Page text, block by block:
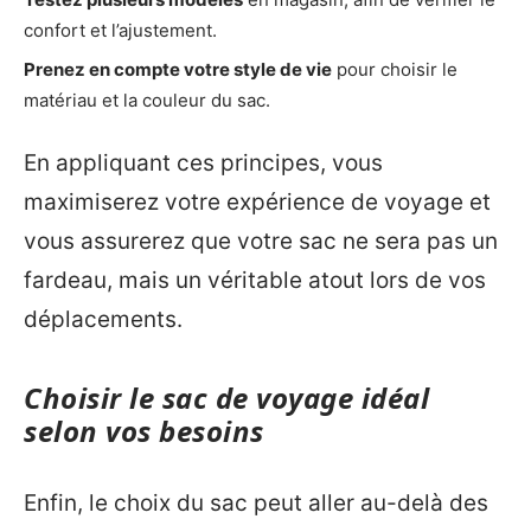
confort et l’ajustement.
Prenez en compte votre style de vie pour choisir le
matériau et la couleur du sac.
En appliquant ces principes, vous
maximiserez votre expérience de voyage et
vous assurerez que votre sac ne sera pas un
fardeau, mais un véritable atout lors de vos
déplacements.
Choisir le sac de voyage idéal
selon vos besoins
Enfin, le choix du sac peut aller au-delà des